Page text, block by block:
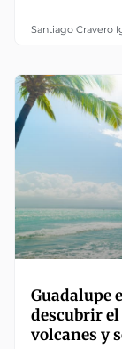
Santiago Cravero
Guadalupe
descubrir el
volcanes y